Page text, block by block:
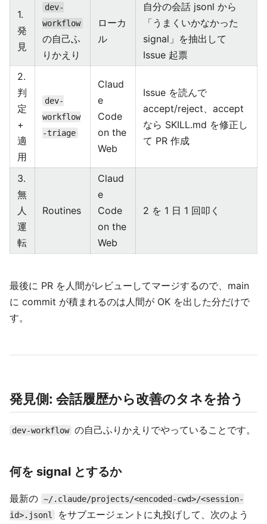
1.
発
見
dev-
workflow
の自己ふ
りかえり
ローカ
ル
自分の会話 jsonl から
「うまくいかなかった
signal」を抽出して
Issue 起票
2.
判
定
+
適
用
dev-
workflow
-triage
Claud
e
Code
on the
Web
Issue を読んで
accept/reject、accept
なら SKILL.md を修正し
て PR 作成
3.
無
人
運
転
Routines
Claud
e
Code
on the
Web
2 を 1 日 1 回叩く
最後に PR を人間がレビューしてマージするので、main
に commit が積まれるのは人間が OK を出した分だけで
す。
発見側: 会話履歴から改善のタネを拾う
dev-workflow の自己ふりかえりでやっていることです。
何を signal とするか
最新の ~/.claude/projects/<encoded-cwd>/<session-
id>.jsonl
をサブエージェントに丸投げして、次のよう